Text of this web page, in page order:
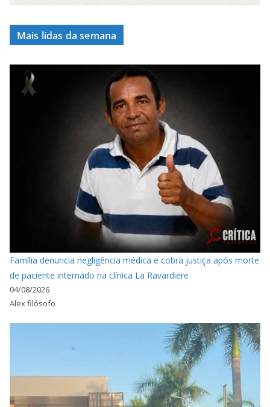
Mais lidas da semana
Família denuncia negligência médica e cobra justiça após morte
de paciente internado na clínica La Ravardiere
04/08/2026
Alex filósofo